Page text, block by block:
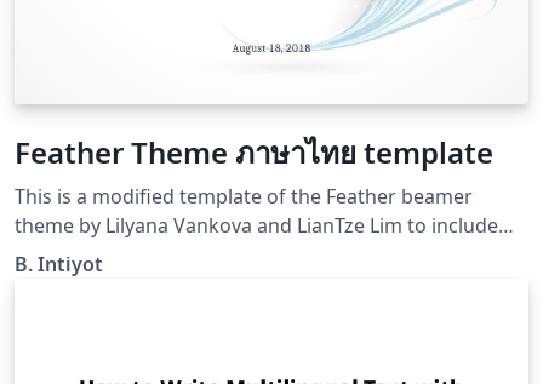
Feather Theme ภาษาไทย template
This is a modified template of the Feather beamer
theme by Lilyana Vankova and LianTze Lim to include
Thai language.
B. Intiyot